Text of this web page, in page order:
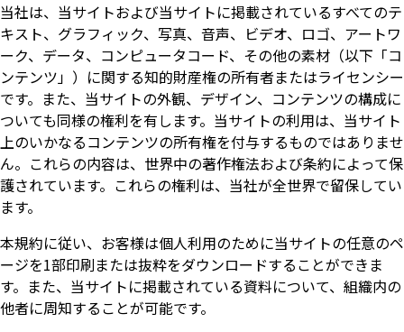
当社は、当サイトおよび当サイトに掲載されているすべてのテ
キスト、グラフィック、写真、音声、ビデオ、ロゴ、アートワ
ーク、データ、コンピュータコード、その他の素材（以下「コ
ンテンツ」）に関する知的財産権の所有者またはライセンシー
です。また、当サイトの外観、デザイン、コンテンツの構成に
ついても同様の権利を有します。当サイトの利用は、当サイト
上のいかなるコンテンツの所有権を付与するものではありませ
ん。これらの内容は、世界中の著作権法および条約によって保
護されています。これらの権利は、当社が全世界で留保してい
ます。
本規約に従い、お客様は個人利用のために当サイトの任意のペ
ージを1部印刷または抜粋をダウンロードすることができま
す。また、当サイトに掲載されている資料について、組織内の
他者に周知することが可能です。